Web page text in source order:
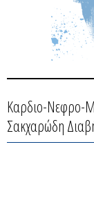
Καρδιο-Νεφρο-
Σακχαρώδη